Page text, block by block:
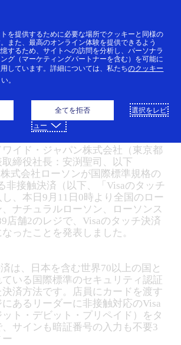
ッチ決済、ロー
で利用可能に～
全国の約14,000
ワイド・ジャパン株式会社（東京都
締役社長：安渕聖司、以下
株式会社ローソンが国際標準規格の
非接触決済（以下、「Visaのタッチ
、本日9月11日0時より全国のロー
ナチュラルローソン、ローソンス
店舗2のレジで、Visaのタッチ決済
ったことを発表しました。
は、日本を含む世界70以上の国と
いる国際標準のセキュリティ認証
済方法です。店員にカードを渡す
あるリーダーに非接触対応のVisa
ト・デビット・プリペイド）をタ
サインも暗証番号の入力も不要3
を提供するために必要な場所でクッキーと同様の
また、最高のオンライン体験を提供できるよう
するため、サイトへの訪問を分析し、パーソナラ
グ（マーケティングパートナーを含む）を可能に
しています。詳細については、私たちのクッキー
。
全てを拒否
選択をレビ
ュー